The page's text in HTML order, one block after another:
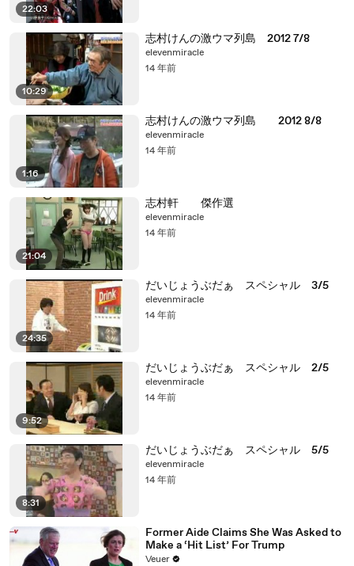
22:03
10:29
志村けんの激ウマ列島 2012 7/8
elevenmiracle
14 年前
1:16
志村けんの激ウマ列島 2012 8/8
elevenmiracle
14 年前
21:04
志村軒 傑作選
elevenmiracle
14 年前
24:35
だいじょうぶだぁ スペシャル 3/5
elevenmiracle
14 年前
9:52
だいじょうぶだぁ スペシャル 2/5
elevenmiracle
14 年前
8:31
だいじょうぶだぁ スペシャル 5/5
elevenmiracle
14 年前
Former Aide Claims She Was Asked to
Make a ‘Hit List’ For Trump
Veuer